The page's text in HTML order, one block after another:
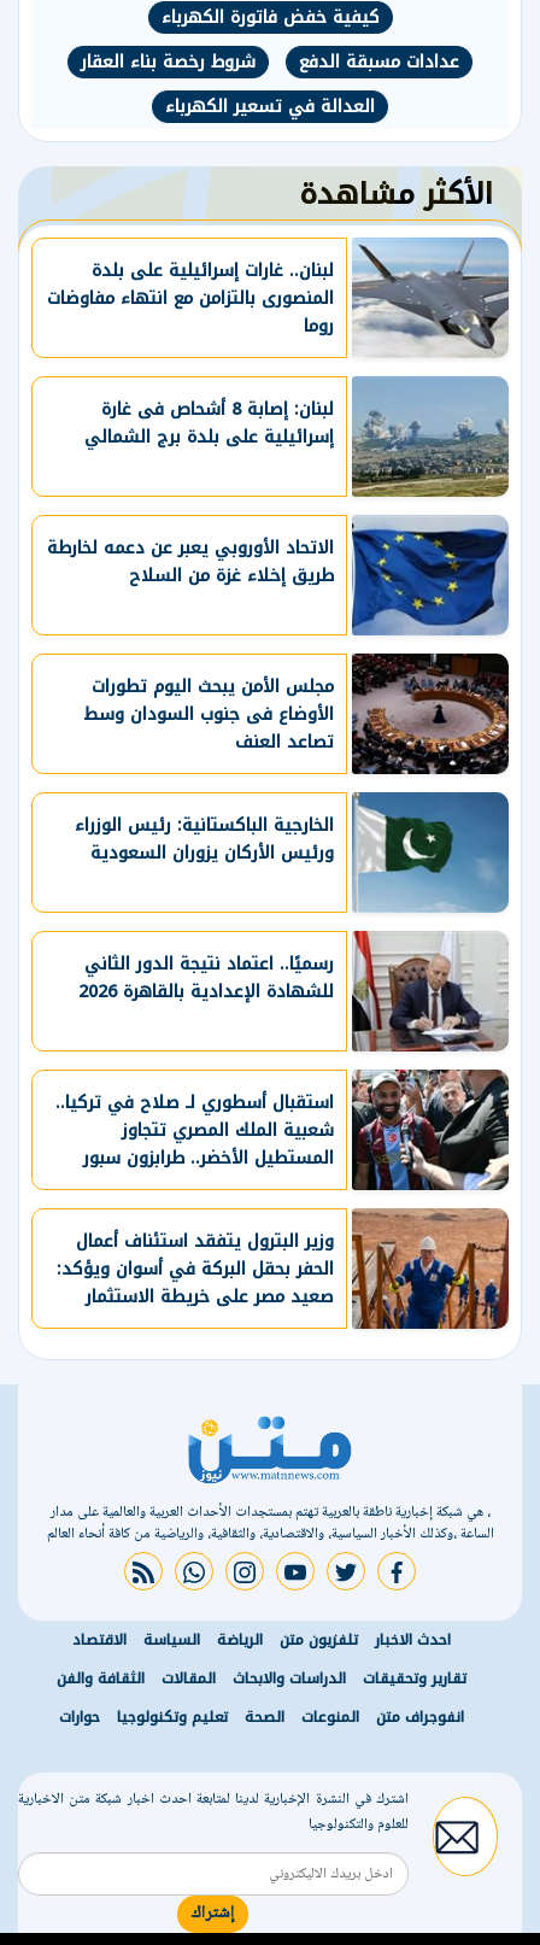
كيفية خفض فاتورة الكهرباء
عدادات مسبقة الدفع
شروط رخصة بناء العقار
العدالة في تسعير الكهرباء
الأكثر مشاهدة
لبنان.. غارات إسرائيلية على بلدة
المنصورى بالتزامن مع انتهاء مفاوضات
روما
لبنان: إصابة 8 أشحاص فى غارة
إسرائيلية على بلدة برج الشمالي
الاتحاد الأوروبي يعبر عن دعمه لخارطة
طريق إخلاء غزة من السلاح
مجلس الأمن يبحث اليوم تطورات
الأوضاع فى جنوب السودان وسط
تصاعد العنف
الخارجية الباكستانية: رئيس الوزراء
ورئيس الأركان يزوران السعودية
رسميًا.. اعتماد نتيجة الدور الثاني
للشهادة الإعدادية بالقاهرة 2026
استقبال أسطوري لـ صلاح في تركيا..
شعبية الملك المصري تتجاوز
المستطيل الأخضر.. طرابزون سبور
يسعي لاستعادة لقب الدوري التركي
وتعزيز حظوظه في المنافسات
الأوروبية
وزير البترول يتفقد استئناف أعمال
الحفر بحقل البركة في أسوان ويؤكد:
صعيد مصر على خريطة الاستثمار
البترولي
، هي شبكة إخبارية ناطقة بالعربية تهتم بمستجدات الأحداث العربية والعالمية على مدار
الساعة ،وكذلك الأخبار السياسية، والاقتصادية، والثقافية، والرياضية من كافة أنحاء العالم
facebook
twitter
youtube
instagram
whatsapp
rss feed
احدث الاخبار تلفزيون متن الرياضة السياسة
الاقتصاد
تقارير وتحقيقات
الدراسات والابحاث المقالات
الثقافة والفن
انفوجراف متن
المنوعات الصحة تعليم وتكنولوجيا حوارات
اشترك في النشرة الإخبارية لدينا لمتابعة احدث اخبار شبكة متن الاخبارية
للعلوم والتكنولوجيا
إشتراك